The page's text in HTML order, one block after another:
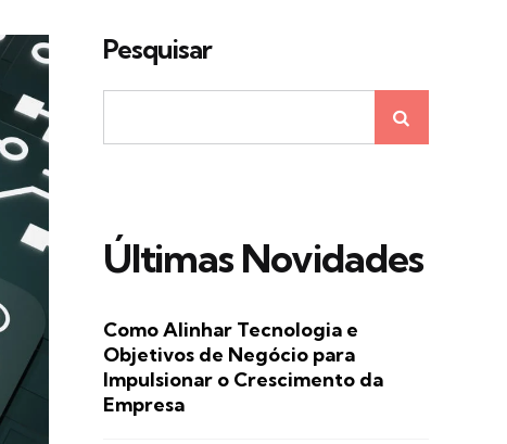
Pesquisar
Últimas Novidades
Como Alinhar Tecnologia e
Objetivos de Negócio para
Impulsionar o Crescimento da
Empresa